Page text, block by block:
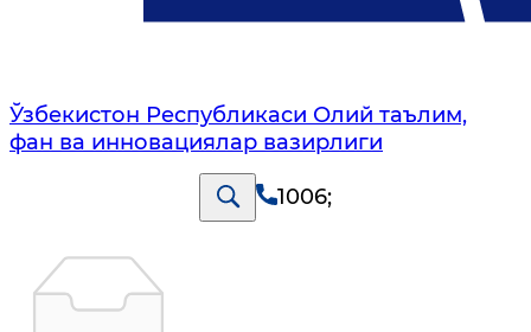
Ўзбекистон Республикаси Олий таълим,
фан ва инновациялар вазирлиги
1006;